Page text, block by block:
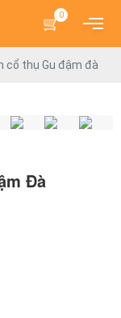
0
cổ thụ Gu đậm đà
Đà